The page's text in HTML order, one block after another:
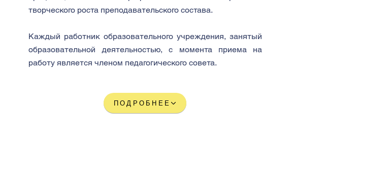
творческого роста преподавательского состава.
Каждый работник образовательного учреждения, занятый
образовательной деятельностью, с момента приема на
работу является членом педагогического совета.
ПОДРОБНЕЕ